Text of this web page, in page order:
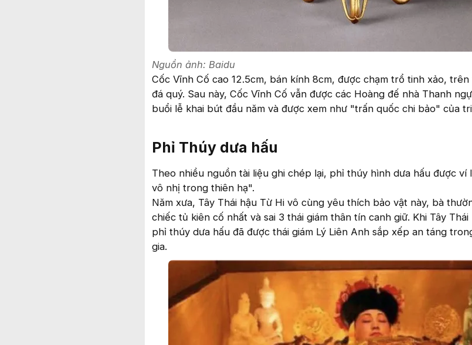
Nguồn ảnh: Baidu
Cốc Vĩnh Cố cao 12.5cm, bán kính 8cm, được chạm trổ tinh xảo,
đá quý. Sau này, Cốc Vĩnh Cố vẫn được các Hoàng đế nhà Thanh
buổi lễ khai bút đầu năm và được xem như "trấn quốc chi bảo" của
Phỉ Thúy dưa hấu
Theo nhiều nguồn tài liệu ghi chép lại, phỉ thúy hình dưa hấu được ví
vô nhị trong thiên hạ".
Năm xưa, Tây Thái hậu Từ Hi vô cùng yêu thích bảo vật này, bà
chiếc tủ kiên cố nhất và sai 3 thái giám thân tín canh giữ. Khi Tây
phỉ thúy dưa hấu đã được thái giám Lý Liên Anh sắp xếp an táng
gia.